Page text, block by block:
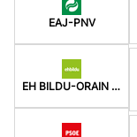
EAJ-PNV
EH BILDU-ORAIN ERREP